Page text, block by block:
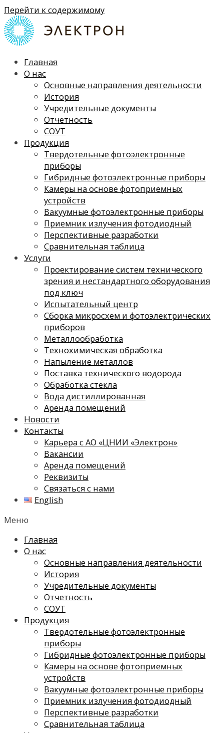
Перейти к содержимому
Главная
О нас
Основные направления деятельности
История
Учредительные документы
Отчетность
СОУТ
Продукция
Твердотельные фотоэлектронные
приборы
Гибридные фотоэлектронные приборы
Камеры на основе фотоприемных
устройств
Вакуумные фотоэлектронные приборы
Приемник излучения фотодиодный
Перспективные разработки
Сравнительная таблица
Услуги
Проектирование систем технического
зрения и нестандартного оборудования
под ключ
Испытательный центр
Сборка микросхем и фотоэлектрических
приборов
Металлообработка
Технохимическая обработка
Напыление металлов
Поставка технического водорода
Обработка стекла
Вода дистиллированная
Аренда помещений
Новости
Контакты
Карьера с АО «ЦНИИ «Электрон»
Вакансии
Аренда помещений
Реквизиты
Связаться с нами
English
Меню
Главная
О нас
Основные направления деятельности
История
Учредительные документы
Отчетность
СОУТ
Продукция
Твердотельные фотоэлектронные
приборы
Гибридные фотоэлектронные приборы
Камеры на основе фотоприемных
устройств
Вакуумные фотоэлектронные приборы
Приемник излучения фотодиодный
Перспективные разработки
Сравнительная таблица